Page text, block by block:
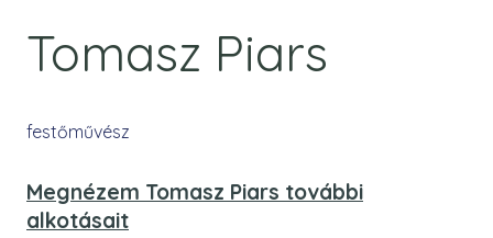
Tomasz Piars
festőművész
Megnézem Tomasz Piars további
alkotásait